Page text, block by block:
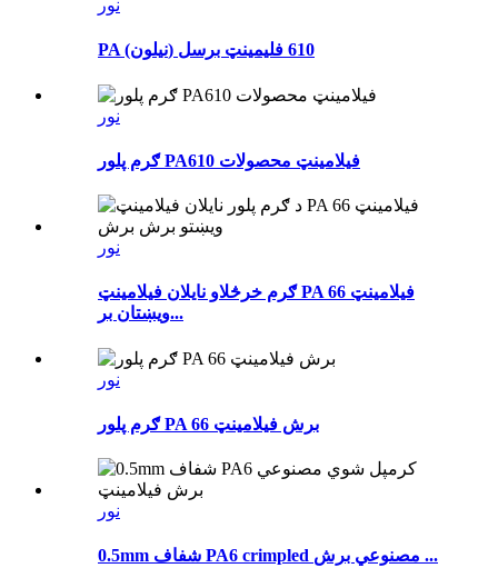
نور
PA (نیلون) 610 فلیمینټ برسل
نور
ګرم پلور PA610 فیلامینټ محصولات
نور
ګرم خرڅلاو نایلان فیلامینټ PA 66 فیلامینټ
ویښتان بر...
نور
ګرم پلور PA 66 برش فیلامینټ
نور
0.5mm شفاف PA6 crimpled مصنوعي برش ...